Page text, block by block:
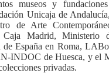
museos y
Unicaja de
de Arte
Madrid, Ministerio
de España en Roma,
INDOC de Huesca, y el
privadas.